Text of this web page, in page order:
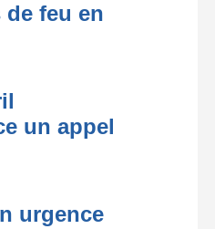
feu en
un appel
urgence